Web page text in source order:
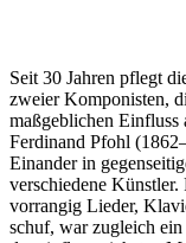
Seit 30 Jahren pflegt
zweier Komponisten,
maßgeblichen Einfluss
Ferdinand Pfohl
Einander in
verschiedene
vorrangig Lieder,
schuf, war zugleich